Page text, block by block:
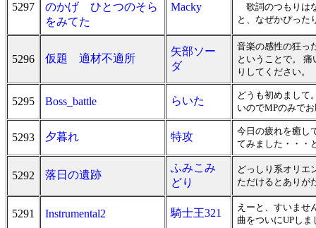
5297
のかげ ひとつのそら
をみてた
Macky
歌詞のつもりは
と、なぜかぴった
5296 仮題 適材不適所
矢部ソー
ダ
音楽の感性の狂っ
ということで。
りしてください。
5295 Boss_battle らいた
どうも初めまして
いのでMPのみで
5293 夕暮れ 特攻
今日の疲れを癒し
てみました・・・
5292 落日の遺跡
ふみこみ
どり
どっしり系オリエ
ただけるとありが
5291 Instrumental2 騎士王321
えーと、すいませ
曲をついにUPし